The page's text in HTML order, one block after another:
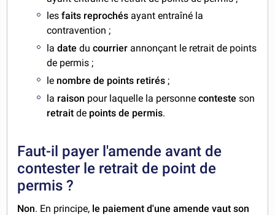
lesfaits reprochés ayant entraîné la
contravention ;
la date du courrier annonçant le retrait de points
de permis ;
le nombre de points retirés ;
la raison pour laquelle la personnecontesteson
retraitde points de permis.
Faut-il payer l'amende avant de
contester le retrait de point de
permis ?
Non. En principe, le paiement d'une amende vaut son